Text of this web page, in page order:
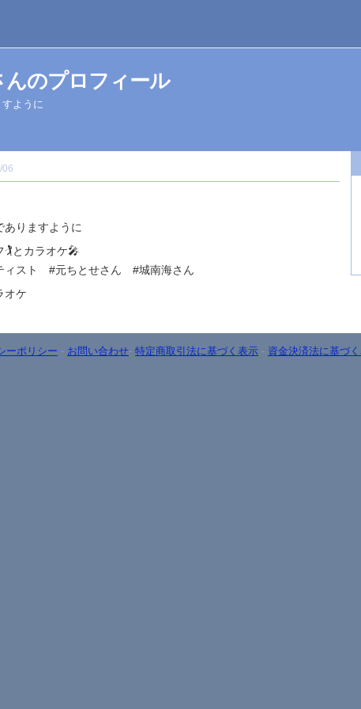
のプロフィール
ように
06
ありますように
🏌とカラオケ🎤
ィスト #元ちとせさん #城南海さん
オケ
ーポリシー - お問い合わせ- 特定商取引法に基づく表示 - 資金決済法に基づ